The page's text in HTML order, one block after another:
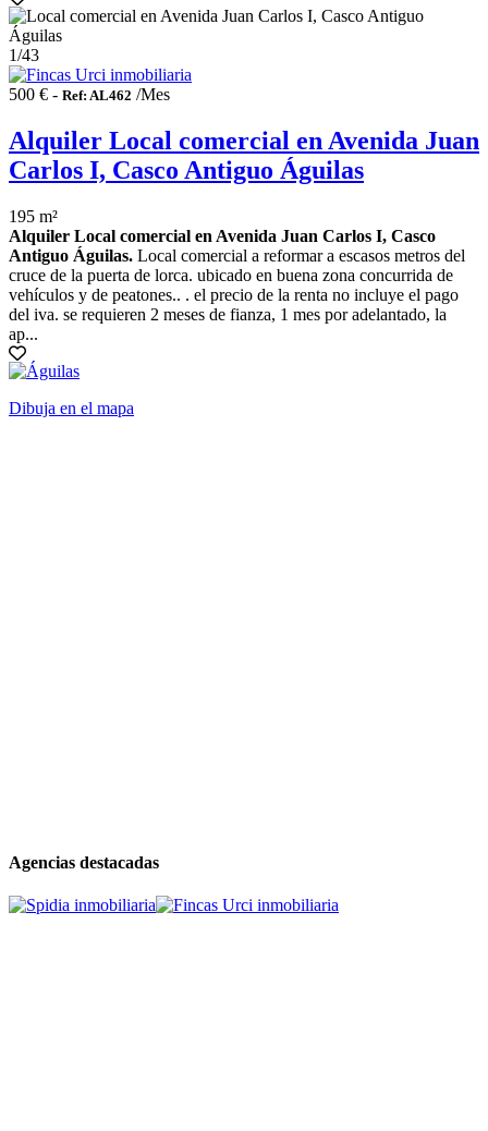
1/43
500 € - Ref: AL462 /Mes
Alquiler Local comercial en Avenida Juan
Carlos I, Casco Antiguo Águilas
195 m²
Alquiler Local comercial en Avenida Juan Carlos I, Casco
Antiguo Águilas. Local comercial a reformar a escasos metros del
cruce de la puerta de lorca. ubicado en buena zona concurrida de
vehículos y de peatones.. . el precio de la renta no incluye el pago
del iva. se requieren 2 meses de fianza, 1 mes por adelantado, la
ap...
Dibuja en el mapa
Agencias destacadas